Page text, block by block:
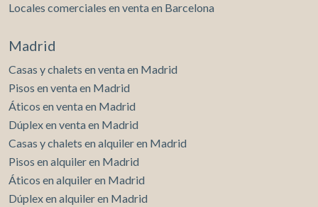
Locales comerciales en venta en Barcelona
Madrid
Casas y chalets en venta en Madrid
Pisos en venta en Madrid
Áticos en venta en Madrid
Dúplex en venta en Madrid
Casas y chalets en alquiler en Madrid
Pisos en alquiler en Madrid
Áticos en alquiler en Madrid
Dúplex en alquiler en Madrid